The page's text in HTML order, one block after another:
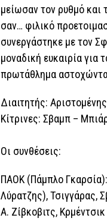
μείωσαν τον ρυθμό και
σαν… φιλικό
συνεργάστηκε με τον
μοναδική ευκαιρία για
πρωτάθλημα
Διαιτητής:
Κίτρινες: Σβαμπ –
Οι συνθέσεις:
ΠΑΟΚ (Πάμπλο
Λύρατζης), Τσιγγάρας,
Α. Ζίβκοβιτς,